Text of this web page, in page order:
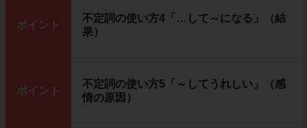
ポイント
不定詞の使い方4「…して～になる」（結
果）
ポイント
不定詞の使い方5「～してうれしい」（感
情の原因）